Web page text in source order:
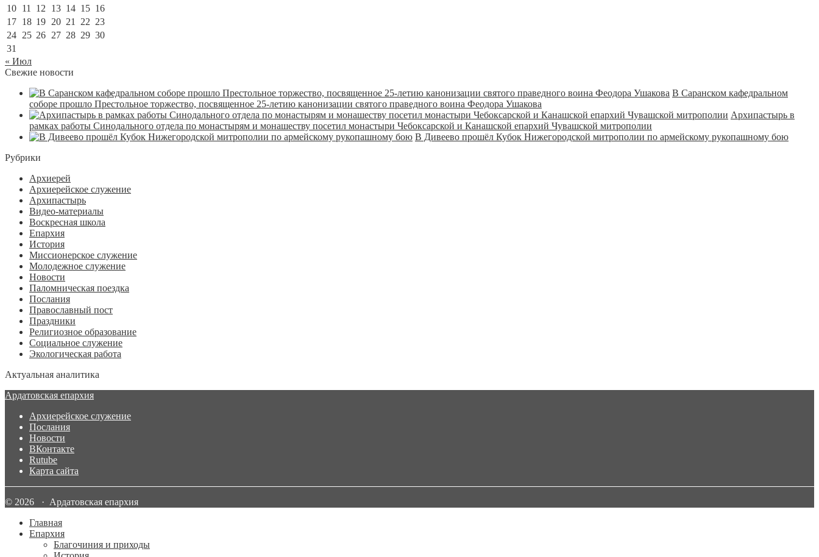
10 11 12 13 14 15 16
17 18 19 20 21 22 23
24 25 26 27 28 29 30
31
« Июл
Свежие новости
В Саранском кафедральном
соборе прошло Престольное торжество, посвященное 25-летию канонизации святого праведного воина Феодора Ушакова
Архипастырь в
рамках работы Синодального отдела по монастырям и монашеству посетил монастыри Чебоксарской и Канашской епархий Чувашской митрополии
В Дивеево прошёл Кубок Нижегородской митрополии по армейскому рукопашному бою
Рубрики
Архиерей
Архиерейское служение
Архипастырь
Видео-материалы
Воскресная школа
Епархия
История
Миссионерское служение
Молодежное служение
Новости
Паломническая поездка
Послания
Православный пост
Праздники
Религиозное образование
Социальное служение
Экологическая работа
Актуальная аналитика
Ардатовская епархия
Архиерейское служение
Послания
Новости
ВКонтакте
Rutube
Карта сайта
© 2026 · Ардатовская епархия
Главная
Епархия
Благочиния и приходы